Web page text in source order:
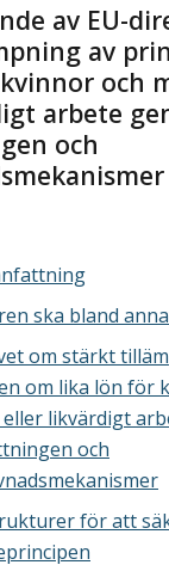
av EU-
av
och
arbete
och
ska bland
om stärkt
om lika lön för
likvärdigt
och
för att